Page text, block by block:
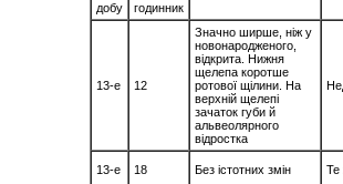
добу
годинник
13-е 12
Значно ширше, ніж у
новонародженого,
відкрита. Нижня
щелепа коротше
ротової щілини. На
верхній щелепі
зачаток губи й
альвеолярного
відростка
13-е 18 Без істотних змін Те